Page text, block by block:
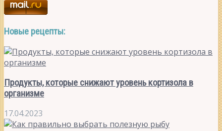
Новые рецепты:
Продукты, которые снижают уровень кортизола в
организме
17.04.2023